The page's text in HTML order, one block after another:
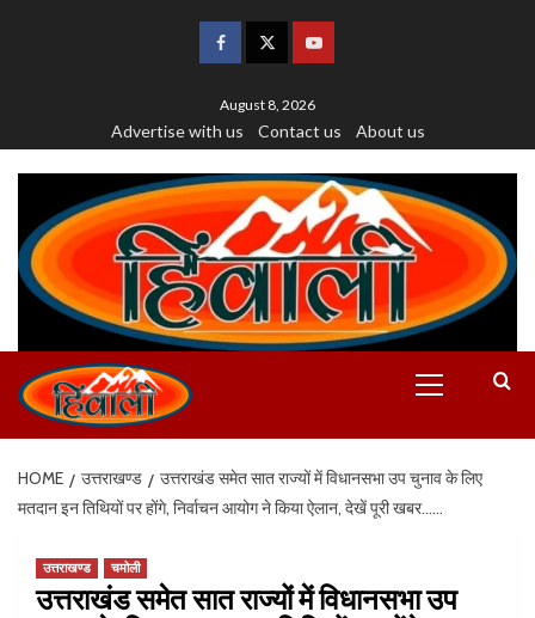
August 8, 2026
Advertise with us Contact us About us
HOME उत्तराखण्ड
उत्तराखंड समेत सात राज्यों में विधानसभा उप चुनाव के लिए
मतदान इन तिथियों पर होंगे, निर्वाचन आयोग ने किया ऐलान, देखें पूरी खबर……
उत्तराखण्ड चमोली
उत्तराखंड समेत सात राज्यों में विधानसभा उप